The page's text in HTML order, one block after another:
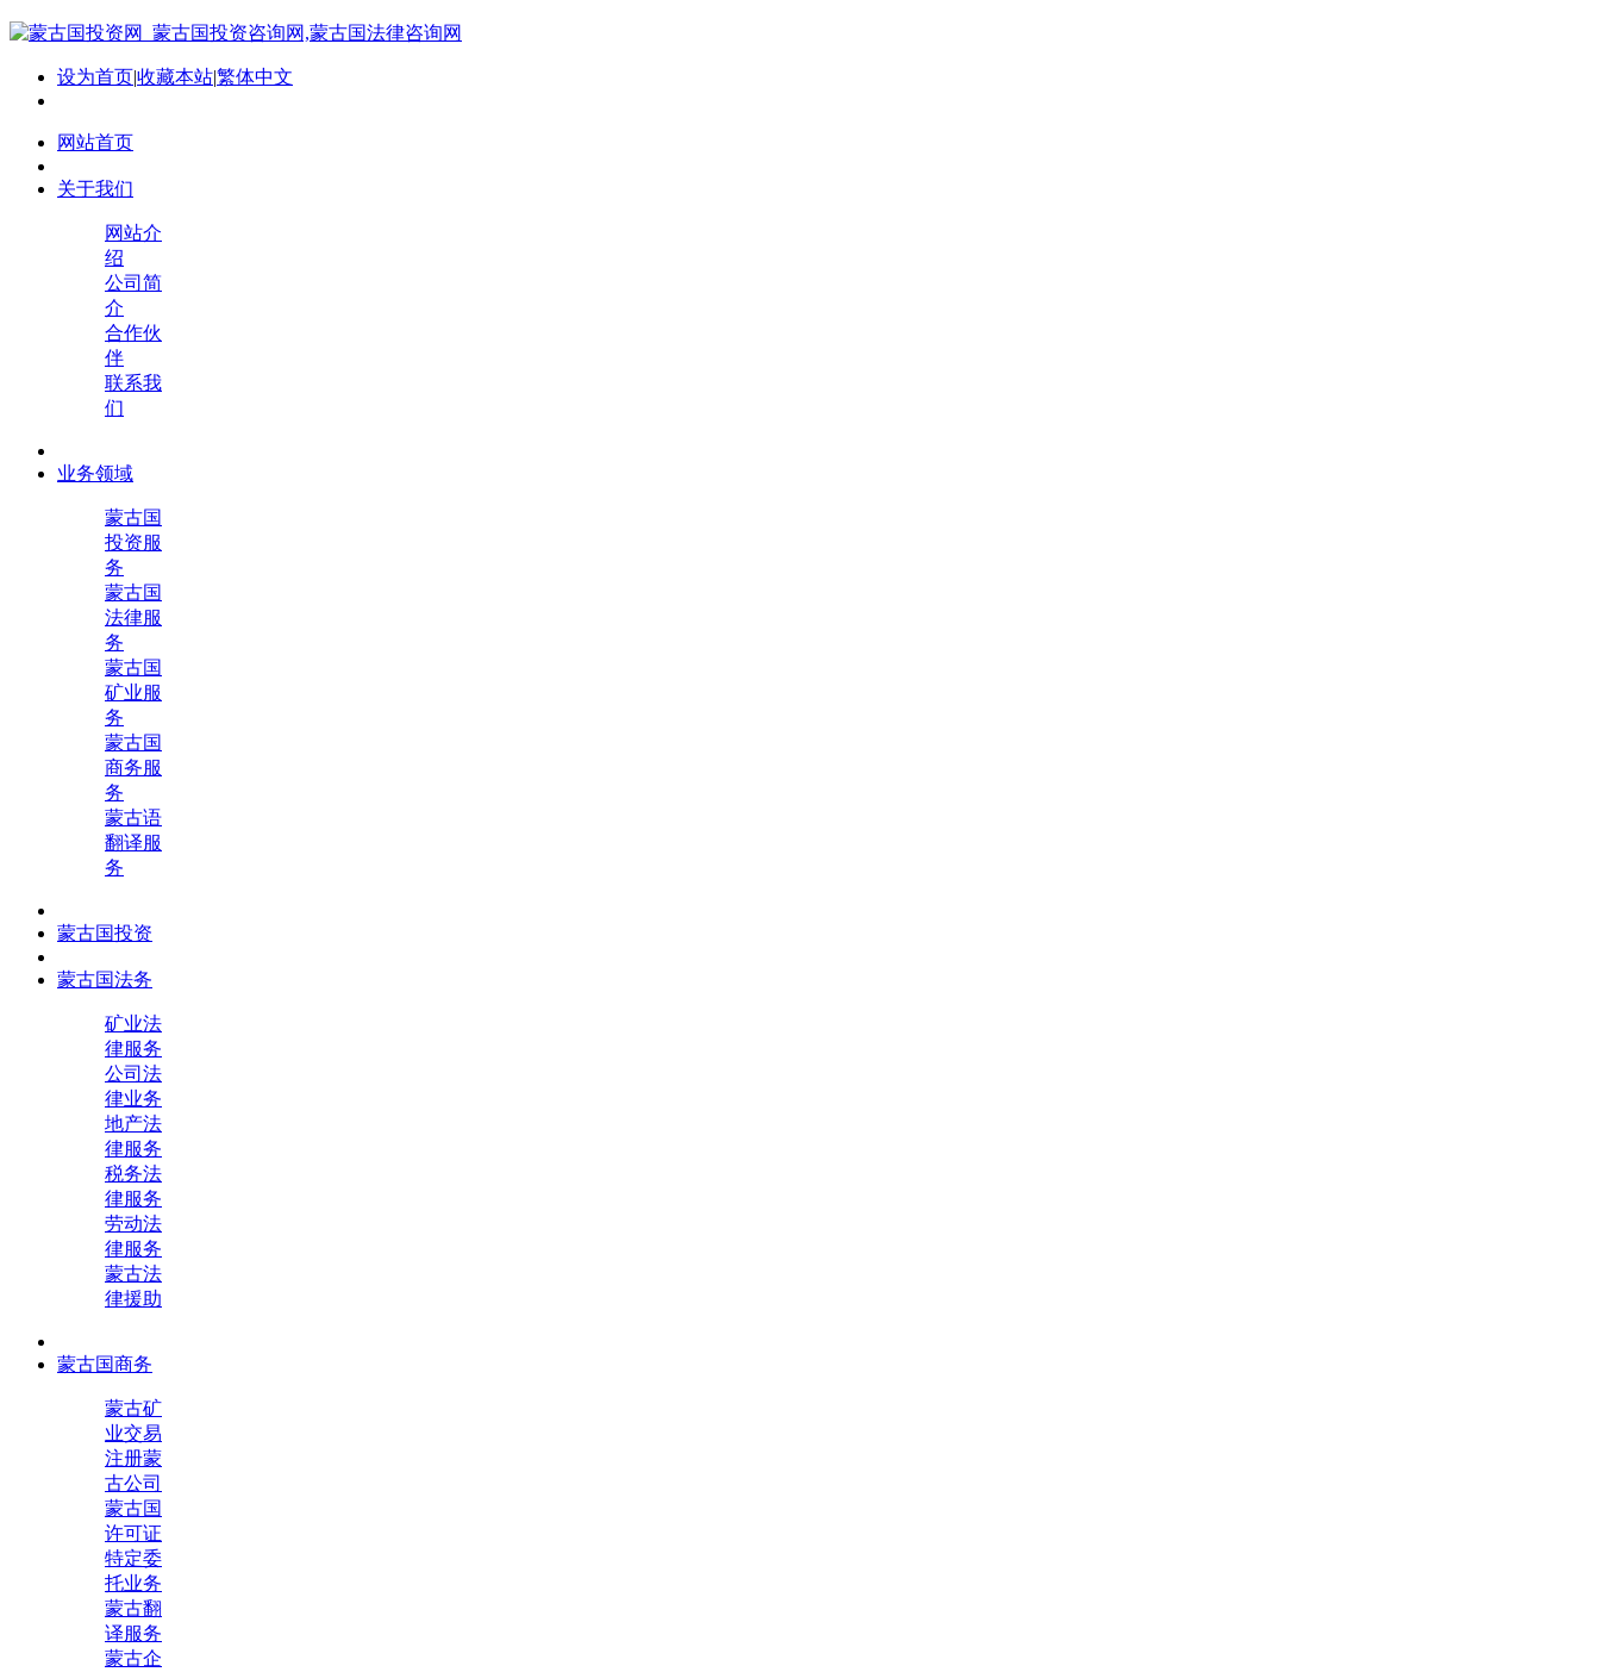
设为首页|收藏本站|繁体中文
网站首页
关于我们
网站介
绍
公司简
介
合作伙
伴
联系我
们
业务领域
蒙古国
投资服
务
蒙古国
法律服
务
蒙古国
矿业服
务
蒙古国
商务服
务
蒙古语
翻译服
务
蒙古国投资
蒙古国法务
矿业法
律服务
公司法
律业务
地产法
律服务
税务法
律服务
劳动法
律服务
蒙古法
律援助
蒙古国商务
蒙古矿
业交易
注册蒙
古公司
蒙古国
许可证
特定委
托业务
蒙古翻
译服务
蒙古企